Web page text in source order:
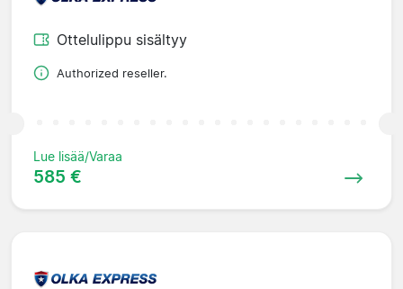
Ottelulippu sisältyy
Authorized reseller.
Lue lisää/Varaa
585 €